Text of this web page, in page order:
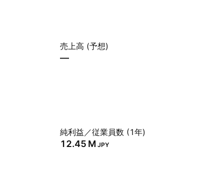
売上高 (予想)
—
純利益／従業員数 (1年)
‪12.45 M‬ JPY